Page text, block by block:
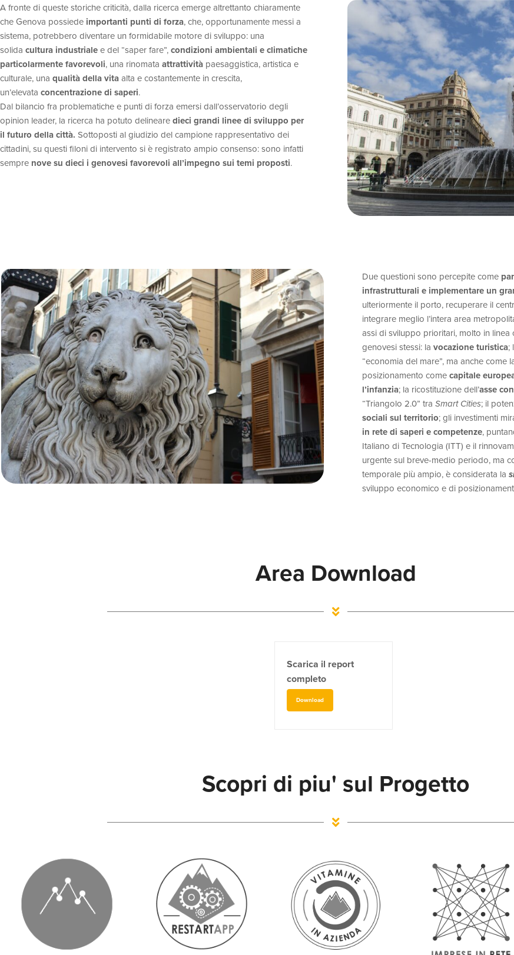
A fronte di queste storiche criticità, dalla ricerca emerge altrettanto chiaramente
che Genova possiede importanti punti di forza, che, opportunamente messi a
sistema, potrebbero diventare un formidabile motore di sviluppo: una
solida cultura industrialee del “saper fare”,condizioni ambientali e climatiche
particolarmente favorevoli, una rinomata attrattività paesaggistica, artistica e
culturale, una qualità della vitaalta e costantemente in crescita,
un’elevata concentrazione di saperi.
Dal bilancio fra problematiche e punti di forza emersi dall’osservatorio degli
opinion leader, la ricerca ha potuto delinearedieci grandi linee di sviluppo per
il futuro della città. Sottoposti al giudizio del campione rappresentativo dei
cittadini, su questi filoni di intervento si è registrato ampio consenso: sono infatti
sempre nove su dieci i genovesi favorevoli all’impegno sui temi proposti.
Due questioni sono percepite come
infrastrutturali e implementare un
ulteriormente il porto, recuperare il
integrare meglio l’intera area
assi di sviluppo prioritari, molto in
genovesi stessi: la vocazione turistica;
“economia del mare”, ma anche
posizionamento comecapitale
l’infanzia; la ricostituzione dell’asse
“Triangolo 2.0” tra Smart Cities; il
sociali sul territorio; gli investimenti
in rete di saperi e competenze,
Italiano di Tecnologia (ITT) e il
urgente sul breve-medio periodo, ma
temporale più ampio, è considerata la
sviluppo economico e di
Area Download
Scarica il report
completo
Download
Scopri di piu' sul Progetto